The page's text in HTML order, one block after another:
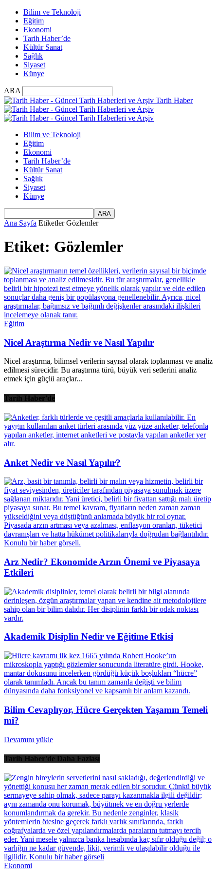
Bilim ve Teknoloji
Eğitim
Ekonomi
Tarih Haber’de
Kültür Sanat
Sağlık
Siyaset
Künye
ARA
Tarih Haber
Bilim ve Teknoloji
Eğitim
Ekonomi
Tarih Haber’de
Kültür Sanat
Sağlık
Siyaset
Künye
Ana Sayfa Etiketler Gözlemler
Etiket: Gözlemler
Eğitim
Nicel Araştırma Nedir ve Nasıl Yapılır
Nicel araştırma, bilimsel verilerin sayısal olarak toplanması ve analiz
edilmesi sürecidir. Bu araştırma türü, büyük veri setlerini analiz
etmek için güçlü araçlar...
Tarih Haber'de
Anket Nedir ve Nasıl Yapılır?
Arz Nedir? Ekonomide Arzın Önemi ve Piyasaya
Etkileri
Akademik Disiplin Nedir ve Eğitime Etkisi
Bilim Cevaplıyor, Hücre Gerçekten Yaşamın Temeli
mi?
Devamını yükle
Tarih Haber'de Daha Fazlası
Ekonomi